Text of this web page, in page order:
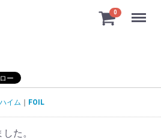
0 Menu
イム FOIL
た。